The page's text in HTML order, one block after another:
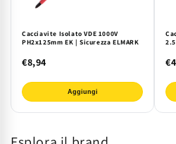
Cacciavite Isolato VDE 1000V
PH2x125mm EK | Sicurezza ELMARK
€8,94
Aggiungi